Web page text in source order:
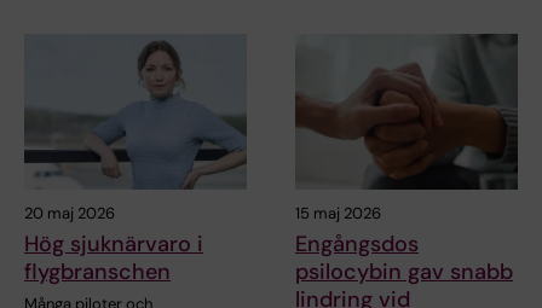
20 maj 2026
Hög sjuknärvaro i
flygbranschen
15 maj 2026
Engångsdos
psilocybin gav snabb
lindring vid